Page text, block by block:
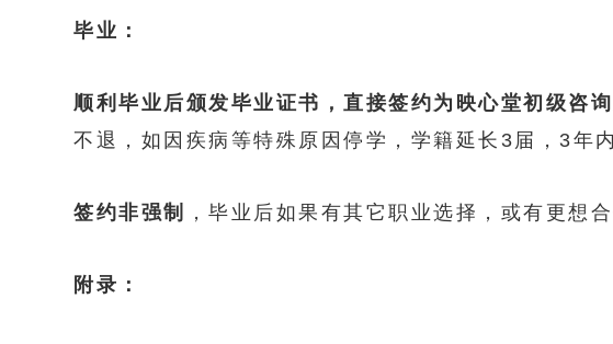
毕业：
顺利毕业后颁发毕业证书，直接签约为映心堂初级咨
不退，如因疾病等特殊原因停学，学籍延长3届，3年
签约非强制 ，毕业后如果有其它职业选择，或有更想
附录：